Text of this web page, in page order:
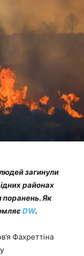
загинули
районах
поранень. Як
DW.
Фахреттіна